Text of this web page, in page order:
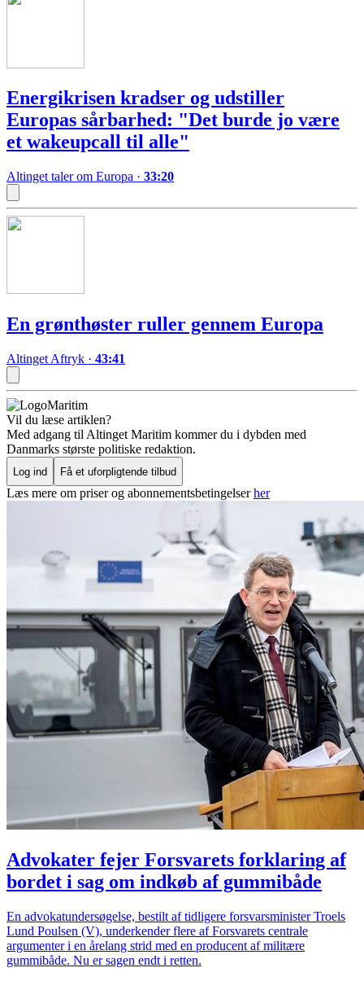
Energikrisen kradser og udstiller
Europas sårbarhed: "Det burde jo være
et wakeupcall til alle"
Altinget taler om Europa · 33:20
En grønthøster ruller gennem Europa
Altinget Aftryk · 43:41
Maritim
Vil du læse artiklen?
Med adgang til Altinget Maritim kommer du i dybden med
Danmarks største politiske redaktion.
Log ind Få et uforpligtende tilbud
Læs mere om priser og abonnementsbetingelserher
Advokater fejer Forsvarets forklaring af
bordet i sag om indkøb af gummibåde
En advokatundersøgelse, bestilt af tidligere forsvarsminister Troels
Lund Poulsen (V), underkender flere af Forsvarets centrale
argumenter i en årelang strid med en producent af militære
gummibåde. Nu er sagen endt i retten.